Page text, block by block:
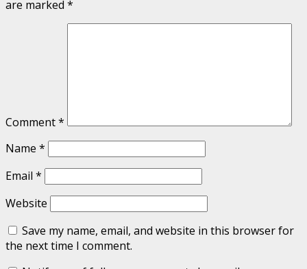
are marked *
Comment*
Name *
Email *
Website
Save my name, email, and website in this browser for
the next time I comment.